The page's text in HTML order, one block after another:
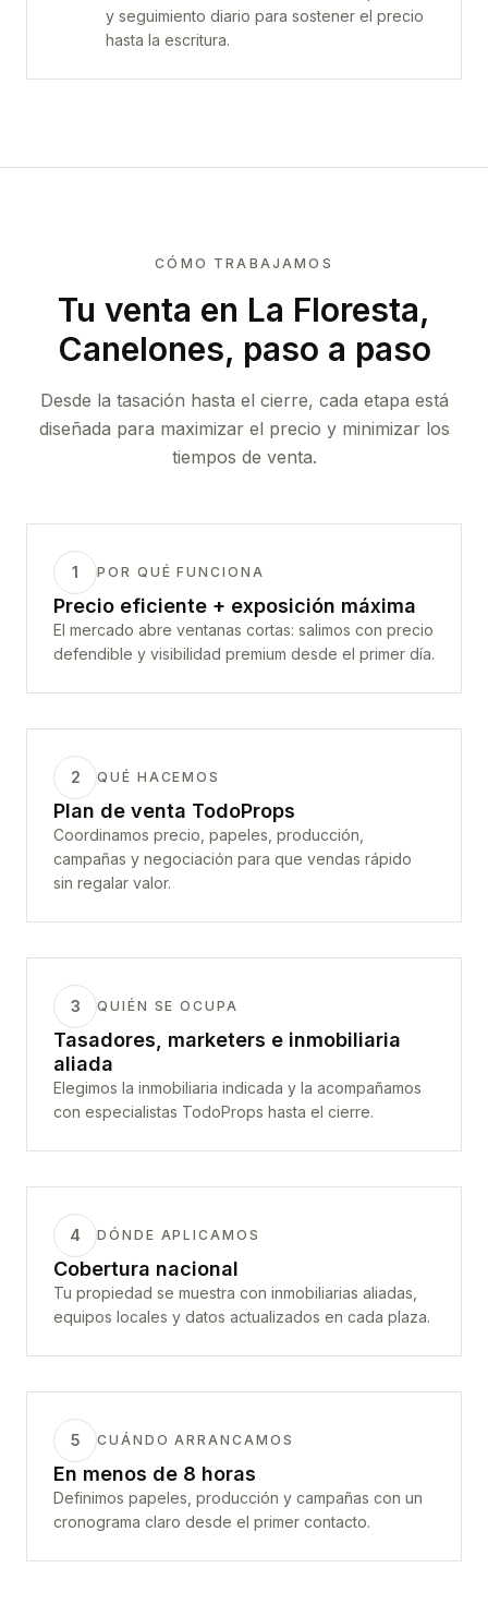
y seguimiento diario para sostener el precio
hasta la escritura.
CÓMO TRABAJAMOS
Tu venta en La Floresta,
Canelones, paso a paso
Desde la tasación hasta el cierre, cada etapa está
diseñada para maximizar el precio y minimizar los
tiempos de venta.
1 POR QUÉ FUNCIONA
Precio eficiente + exposición máxima
El mercado abre ventanas cortas: salimos con precio
defendible y visibilidad premium desde el primer día.
2 QUÉ HACEMOS
Plan de venta TodoProps
Coordinamos precio, papeles, producción,
campañas y negociación para que vendas rápido
sin regalar valor.
3 QUIÉN SE OCUPA
Tasadores, marketers e inmobiliaria
aliada
Elegimos la inmobiliaria indicada y la acompañamos
con especialistas TodoProps hasta el cierre.
4 DÓNDE APLICAMOS
Cobertura nacional
Tu propiedad se muestra con inmobiliarias aliadas,
equipos locales y datos actualizados en cada plaza.
5 CUÁNDO ARRANCAMOS
En menos de 8 horas
Definimos papeles, producción y campañas con un
cronograma claro desde el primer contacto.